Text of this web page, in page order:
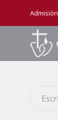
Admisión